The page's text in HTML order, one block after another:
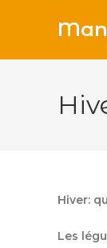
Hiver:
Les